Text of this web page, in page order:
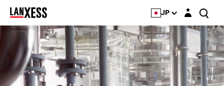
JP Login layer